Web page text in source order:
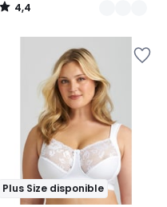
4,4
/
Plus Size disponible